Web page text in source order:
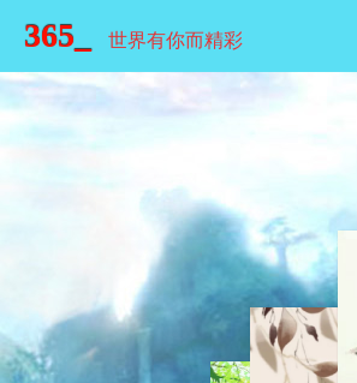
365_ 世界有你而精彩